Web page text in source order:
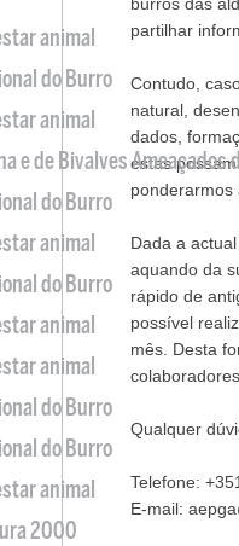
partilhar
Contudo,
natural,
dados,
estas
ponderarmos
Dada a
aquando da
rápido de
possível
mês. Desta
Qualquer
Telefone:
E-mail:
animal
do Burro
animal
e de Bivalves
do Burro
animal
do Burro
animal
animal
do Burro
do Burro
animal
2000